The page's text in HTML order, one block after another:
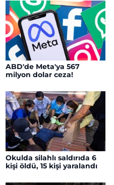
ABD'de Meta'ya 567
milyon dolar ceza!
Okulda silahlı saldırıda 6
kişi öldü, 15 kişi yaralandı